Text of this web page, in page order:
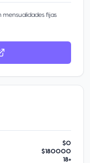
mensualidades fijas
$0
$180000
18+